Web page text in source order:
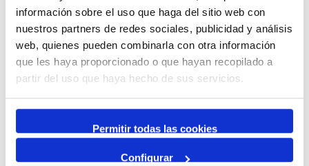
información sobre el uso que haga del sitio web con
nuestros partners de redes sociales, publicidad y análisis
web, quienes pueden combinarla con otra información
que les haya proporcionado o que hayan recopilado a
partir del uso que haya hecho de sus servicios.
Permitir todas las cookies
Configurar
Mensual
Ir al mes específico
Día Anterior
Siguiente Día